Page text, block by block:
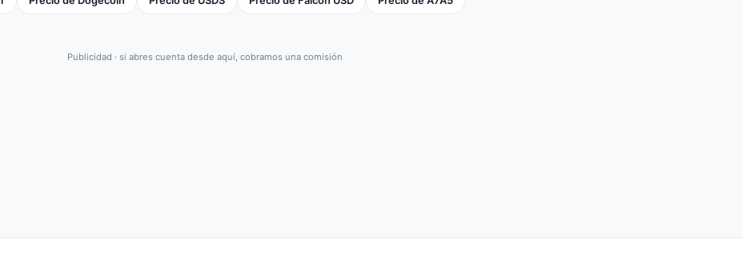
Publicidad · si abres cuenta desde aquí, cobramos una comisión